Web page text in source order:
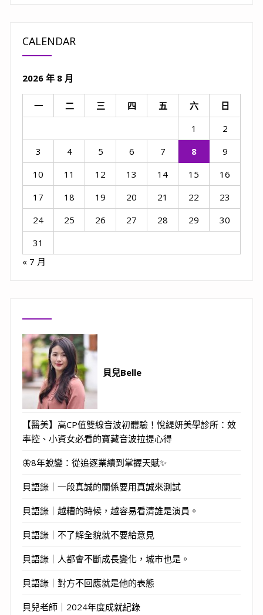
CALENDAR
2026 年 8 月
一 二 三 四 五 六
日
1
2
3
4 5 6 7 8
9
10
11 12 13 14 15
16
17
18 19 20 21 22
23
24
25 26 27 28 29
30
31
« 7 月
貝兒Belle
【醫美】高CP值雙線音波初體驗！悅緹妍美學診所：效
率控、小資女必看的寶藏音波拉提心得
🦋8年蛻變：從追逐業績到掌握天賦✨
貝語錄｜一段真誠的關係要用真誠來測試
貝語錄｜越糟的時候，越容易看清誰是演員。
貝語錄｜不了解全貌就不要給意見
貝語錄｜人都會不斷成長變化，城市也是。
貝語錄｜對方不回應就是他的表態
貝兒老師｜2024年度成就紀錄